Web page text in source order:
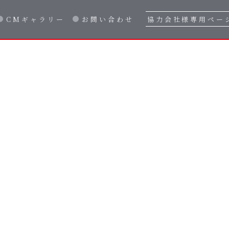
CMギャラリー お問い合わせ 協力会社様専用ペー